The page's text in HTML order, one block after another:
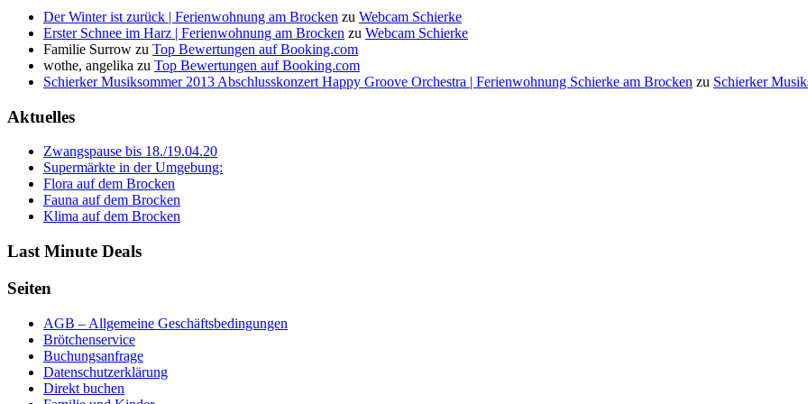
Der Winter ist zurück | Ferienwohnung am Brocken zu Webcam Schierke
Erster Schnee im Harz | Ferienwohnung am Brocken zu Webcam Schierke
Familie Surrow zu Top Bewertungen auf Booking.com
wothe, angelika zu Top Bewertungen auf Booking.com
Schierker Musiksommer 2013 Abschlusskonzert Happy Groove Orchestra | Ferienwohnung Schierke am Brocken zu Schierker
Aktuelles
Zwangspause bis 18./19.04.20
Supermärkte in der Umgebung:
Flora auf dem Brocken
Fauna auf dem Brocken
Klima auf dem Brocken
Last Minute Deals
Seiten
AGB – Allgemeine Geschäftsbedingungen
Brötchenservice
Buchungsanfrage
Datenschutzerklärung
Direkt buchen